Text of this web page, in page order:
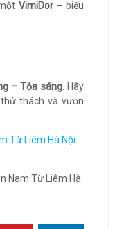
VimiDor– biểu
– Tỏa sáng. Hãy
thách và vươn
Từ Liêm Hà Nội
Nam Từ Liêm Hà